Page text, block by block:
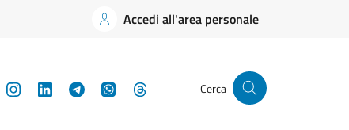
Accedi all'area personale
YouTubeInstagramLinkedInTelegramWhatsApp Cerca